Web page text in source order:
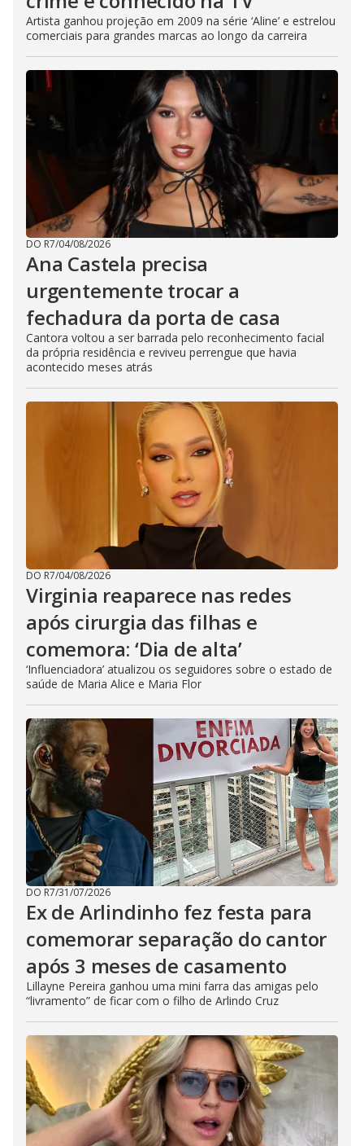
Artista ganhou projeção em 2009 na série ‘Aline’ e estrelou
comerciais para grandes marcas ao longo da carreira
DO R7/04/08/2026
Ana Castela precisa
urgentemente trocar a
fechadura da porta de casa
Cantora voltou a ser barrada pelo reconhecimento facial
da própria residência e reviveu perrengue que havia
acontecido meses atrás
DO R7/04/08/2026
Virginia reaparece nas redes
após cirurgia das filhas e
comemora: ‘Dia de alta’
‘Influenciadora’ atualizou os seguidores sobre o estado de
saúde de Maria Alice e Maria Flor
DO R7/31/07/2026
Ex de Arlindinho fez festa para
comemorar separação do cantor
após 3 meses de casamento
Lillayne Pereira ganhou uma mini farra das amigas pelo
“livramento” de ficar com o filho de Arlindo Cruz